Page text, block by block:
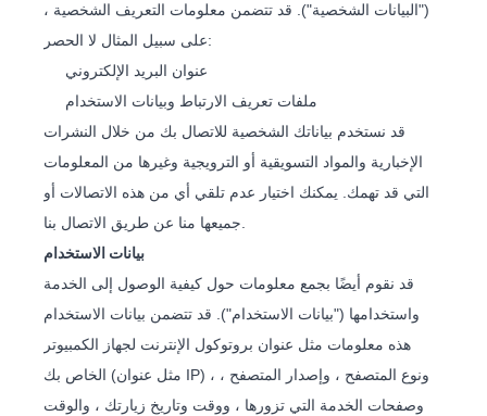
("البيانات الشخصية"). قد تتضمن معلومات التعريف الشخصية ،
على سبيل المثال لا الحصر:
عنوان البريد الإلكتروني
ملفات تعريف الارتباط وبيانات الاستخدام
قد نستخدم بياناتك الشخصية للاتصال بك من خلال النشرات
الإخبارية والمواد التسويقية أو الترويجية وغيرها من المعلومات
التي قد تهمك. يمكنك اختيار عدم تلقي أي من هذه الاتصالات أو
جميعها منا عن طريق الاتصال بنا.
بيانات الاستخدام
قد نقوم أيضًا بجمع معلومات حول كيفية الوصول إلى الخدمة
واستخدامها ("بيانات الاستخدام"). قد تتضمن بيانات الاستخدام
هذه معلومات مثل عنوان بروتوكول الإنترنت لجهاز الكمبيوتر
الخاص بك (مثل عنوان IP) ، ونوع المتصفح ، وإصدار المتصفح ،
وصفحات الخدمة التي تزورها ، ووقت وتاريخ زيارتك ، والوقت